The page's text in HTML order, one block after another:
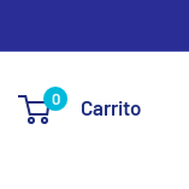
0 Carrito